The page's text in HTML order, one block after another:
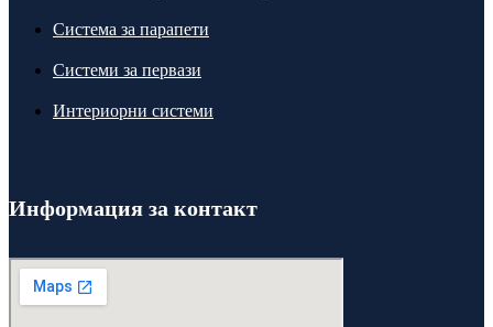
Система за парапети
Системи за первази
Интериорни системи
Информация за контакт